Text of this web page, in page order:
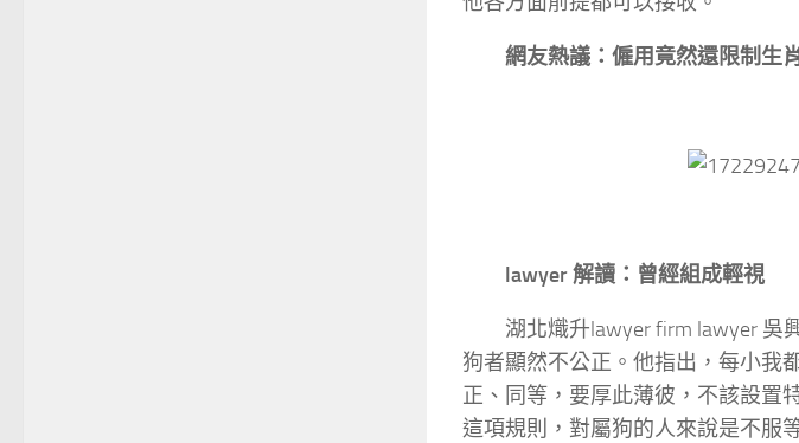
網友熱議： 僱用竟然還限制生
lawyer 解讀： 曾經組成輕視
湖北熾升lawyer firm lawyer 吳
狗者顯然不公正。他指出，每小我
正、同等，要厚此薄彼，不該設置
這項規則，對屬狗的人來說是不服